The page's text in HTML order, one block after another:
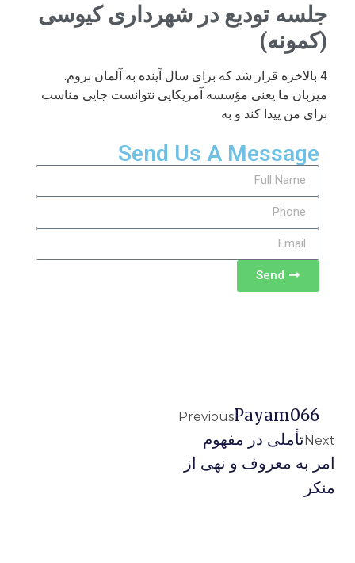
جلسه تودیع در شهرداری کیوسی
(کمونه)
4 بالاخره قرار شد که برای سال آینده به آلمان بروم.
میزبان ما یعنی مؤسسه آمریکایی نتوانست جایی مناسب
برای من پیدا کند و به
Send Us A Message
Send
PreviousPayam066
Nextتأملی در مفهوم
امر به معروف و نهی از
منکر